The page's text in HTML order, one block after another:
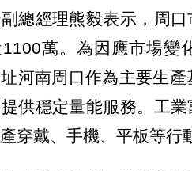
總經理熊毅表示，周
萬。為因應市場變
河南周口作為主要生
供穩定量能服務。工
穿戴、手機、平板等行